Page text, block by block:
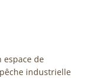
espace de
industrielle